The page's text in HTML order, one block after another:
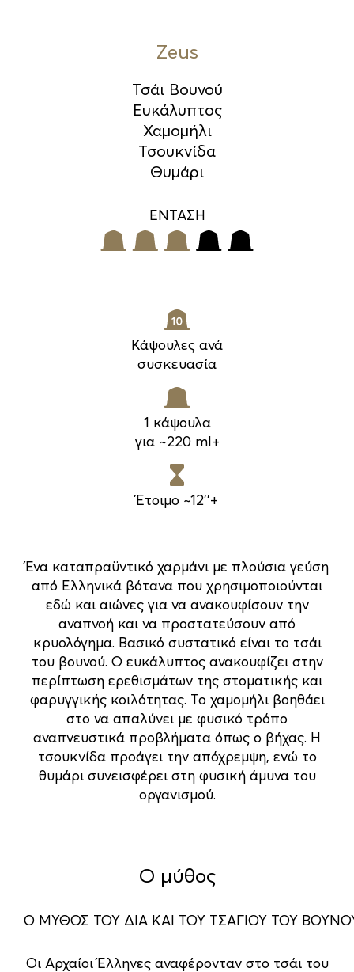
Zeus
Τσάι Βουνού
Ευκάλυπτος
Χαμομήλι
Τσουκνίδα
Θυμάρι
ΕΝΤΑΣΗ
Κάψουλες ανά
συσκευασία
1 κάψουλα
για ~220 ml+
Έτοιμο ~12''+
Ένα καταπραϋντικό χαρμάνι με πλούσια γεύση
από Ελληνικά βότανα που χρησιμοποιούνται
εδώ και αιώνες για να ανακουφίσουν την
αναπνοή και να προστατεύσουν από
κρυολόγημα. Βασικό συστατικό είναι το τσάι
του βουνού. Ο ευκάλυπτος ανακουφίζει στην
περίπτωση ερεθισμάτων της στοματικής και
φαρυγγικής κοιλότητας. Το χαμομήλι βοηθάει
στο να απαλύνει με φυσικό τρόπο
αναπνευστικά προβλήματα όπως ο βήχας. Η
τσουκνίδα προάγει την απόχρεμψη, ενώ το
θυμάρι συνεισφέρει στη φυσική άμυνα του
οργανισμού.
Ο μύθος
Ο ΜΥΘΟΣ ΤΟΥ ΔΙΑ ΚΑΙ ΤΟΥ ΤΣΑΓΙΟΥ ΤΟΥ
Οι Αρχαίοι Έλληνες αναφέρονταν στο τσάι του